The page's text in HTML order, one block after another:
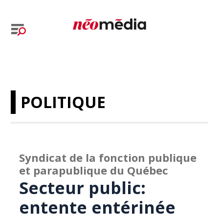
POLITIQUE
Syndicat de la fonction publique
et parapublique du Québec
Secteur public:
entente entérinée